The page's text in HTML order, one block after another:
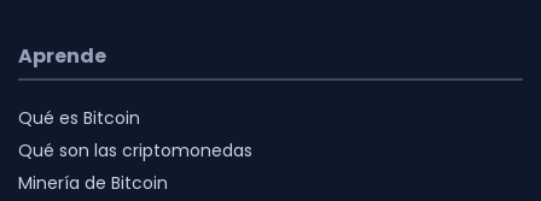
Aprende
Qué es Bitcoin
Qué son las criptomonedas
Minería de Bitcoin